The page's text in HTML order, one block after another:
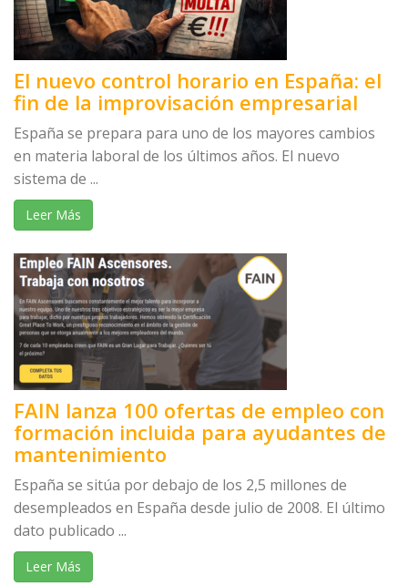
El nuevo control horario en España: el
fin de la improvisación empresarial
España se prepara para uno de los mayores cambios
en materia laboral de los últimos años. El nuevo
sistema de ...
Leer Más
FAIN lanza 100 ofertas de empleo con
formación incluida para ayudantes de
mantenimiento
España se sitúa por debajo de los 2,5 millones de
desempleados en España desde julio de 2008. El último
dato publicado ...
Leer Más